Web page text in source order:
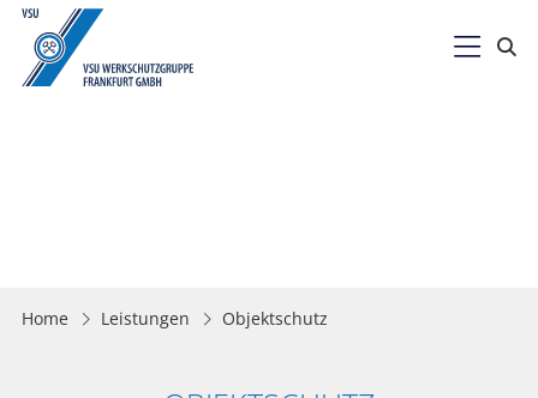

Home Leistungen Objektschutz